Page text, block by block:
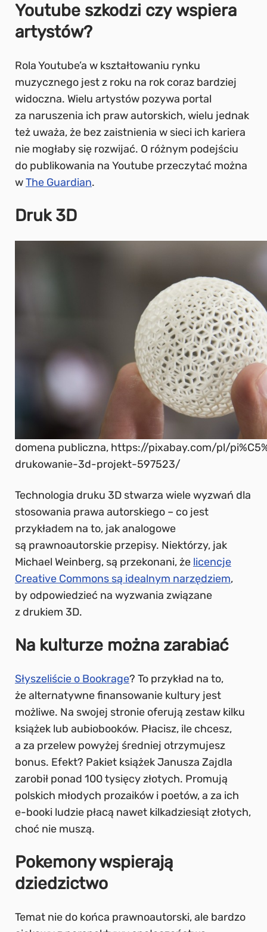
Youtube szkodzi czy wspiera
artystów?
Rola Youtube’a w kształtowaniu rynku
muzycznego jest z roku na rok coraz bardziej
widoczna. Wielu artystów pozywa portal
za naruszenia ich praw autorskich, wielu jednak
też uważa, że bez zaistnienia w sieci ich kariera
nie mogłaby się rozwijać. O różnym podejściu
do publikowania na Youtube przeczytać można
wThe Guardian.
Druk 3D
domena publiczna, https://pixabay.com/pl/
drukowanie-3d-projekt-597523/
Technologia druku 3D stwarza wiele wyzwań dla
stosowania prawa autorskiego – co jest
przykładem na to, jak analogowe
są prawnoautorskie przepisy. Niektórzy, jak
Michael Weinberg, są przekonani, że licencje
Creative Commons są idealnym narzędziem,
by odpowiedzieć na wyzwania związane
z drukiem 3D.
Na kulturze można zarabiać
Słyszeliście o Bookrage? To przykład na to,
że alternatywne finansowanie kultury jest
możliwe. Na swojej stronie oferują zestaw kilku
książek lub aubiobooków. Płacisz, ile chcesz,
a za przelew powyżej średniej otrzymujesz
bonus. Efekt? Pakiet książek Janusza Zajdla
zarobił ponad 100 tysięcy złotych. Promują
polskich młodych prozaików i poetów, a za ich
e-booki ludzie płacą nawet kilkadziesiąt złotych,
choć nie muszą.
Pokemony wspierają
dziedzictwo
Temat nie do końca prawnoautorski, ale bardzo